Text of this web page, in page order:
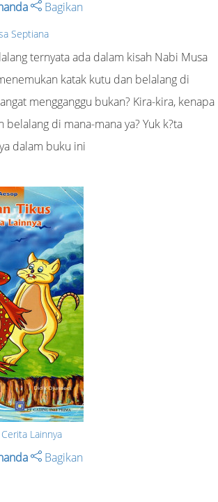
Bagikan
Septiana
ternyata ada dalam kisah Nabi Musa
katak kutu dan belalang di
mengganggu bukan? Kira-kira, kenapa
belalang di mana-mana ya? Yuk k?ta
dalam buku ini
Lainnya
Bagikan